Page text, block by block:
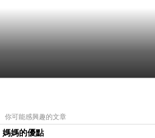
你可能感興趣的文章
媽媽的優點